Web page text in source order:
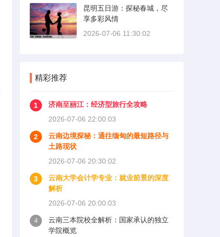
昆明五日游：探秘春城，尽
享多彩风情
2026-07-06 11:30:02
精彩推荐
1
济南至丽江：经济型旅行全攻略
2026-07-06 22:00:03
2
云南边境探秘：通往缅甸的最短路径与
土路现状
2026-07-06 20:30:02
3
云南大学会计学专业：就业前景的深度
解析
2026-07-06 20:00:03
4
云南三本院校全解析：国家承认的独立
学院概览